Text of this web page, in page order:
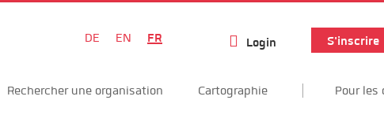
DE EN FR Login S'inscrire
Rechercher une organisation Cartographie Pour les